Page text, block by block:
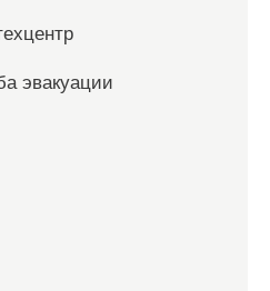
эвакуации